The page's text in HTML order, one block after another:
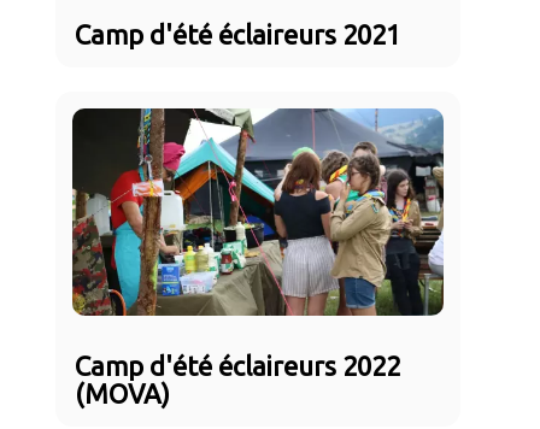
Camp d'été éclaireurs 2021
Camp d'été éclaireurs 2022
(MOVA)